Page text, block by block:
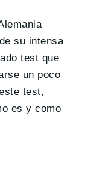
su intensa
test que
un poco
test,
es y como